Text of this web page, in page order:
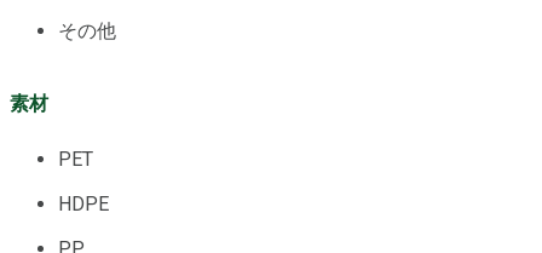
その他
素材
PET
HDPE